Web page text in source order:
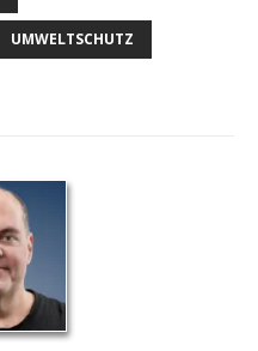
UMWELTSCHUTZ